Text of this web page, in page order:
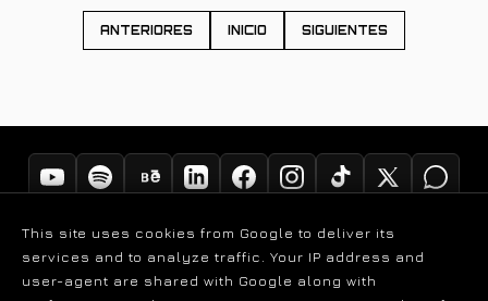
ANTERIORES INICIO SIGUIENTES
This site uses cookies from Google to deliver its
services and to analyze traffic. Your IP address and
user-agent are shared with Google along with